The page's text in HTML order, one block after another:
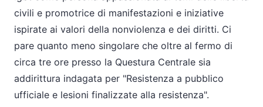
civili e promotrice di manifestazioni e iniziative
ispirate ai valori della nonviolenza e dei diritti. Ci
pare quanto meno singolare che oltre al fermo di
circa tre ore presso la Questura Centrale sia
addirittura indagata per "Resistenza a pubblico
ufficiale e lesioni finalizzate alla resistenza".